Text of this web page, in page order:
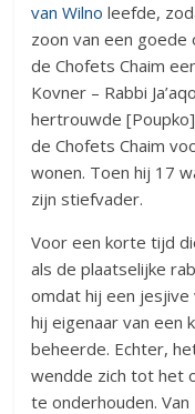
van Wilno leefde,
zoon van een goede
de Chofets Chaim
Kovner – Rabbi
hertrouwde
de Chofets Chaim
wonen. Toen hij 17
zijn stiefvader.
Voor een korte tijd
als de plaatselijke
omdat hij een
hij eigenaar van een
beheerde. Echter,
wendde zich tot het
te onderhouden.